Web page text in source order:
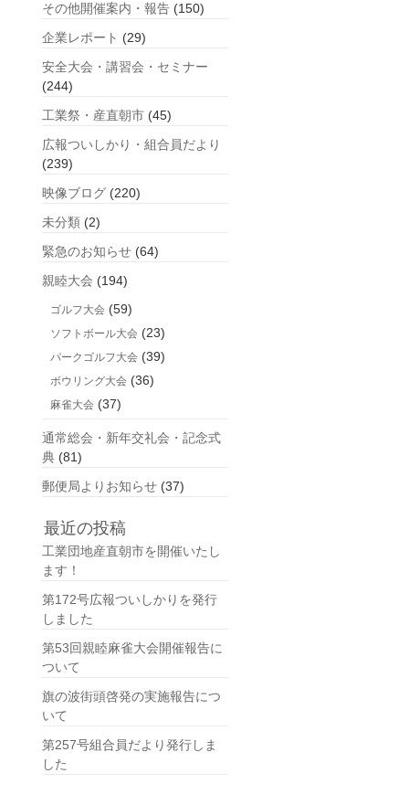
その他開催案内・報告 (150)
企業レポート (29)
安全大会・講習会・セミナー
(244)
工業祭・産直朝市 (45)
広報ついしかり・組合員だより
(239)
映像ブログ (220)
未分類 (2)
緊急のお知らせ (64)
親睦大会 (194)
ゴルフ大会 (59)
ソフトボール大会 (23)
パークゴルフ大会 (39)
ボウリング大会 (36)
麻雀大会 (37)
通常総会・新年交礼会・記念式
典 (81)
郵便局よりお知らせ (37)
最近の投稿
工業団地産直朝市を開催いたし
ます！
第172号広報ついしかりを発行
しました
第53回親睦麻雀大会開催報告に
ついて
旗の波街頭啓発の実施報告につ
いて
第257号組合員だより発行しま
した